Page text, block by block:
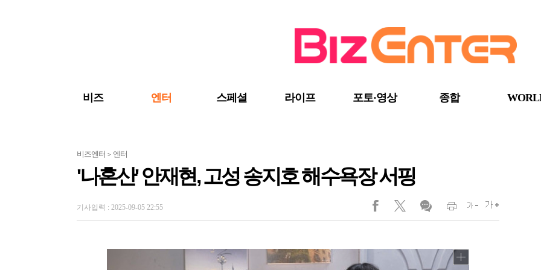
비즈 엔터 스페셜 라이프 포토·영상 종합
비즈엔터 > 엔터
'나혼산' 안재현, 고성 송지호 해수욕장 서핑
기사입력 : 2025-09-05 22:55